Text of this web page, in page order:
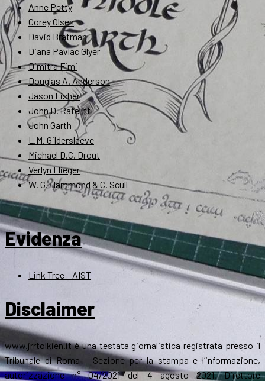
Anne Petty
Corey Olsen
David Bratman
Diana Pavlac Glyer
Dimitra Fimi
Douglas A. Anderson
Jason Fisher
John D. Rateliff
John Garth
L.M. Gildersleeve
Michael D.C. Drout
Verlyn Flieger
W. G. Hammond & C. Scull
Evidenza
Link Tree – AIST
Disclaimer
www.jrrtolkien.itè una testata giornalistica registrata presso il
Tribunale di Roma - Sezione per la stampa e l’informazione,
autorizzazione n° 04/2021 del 4 agosto 2021. Direttore